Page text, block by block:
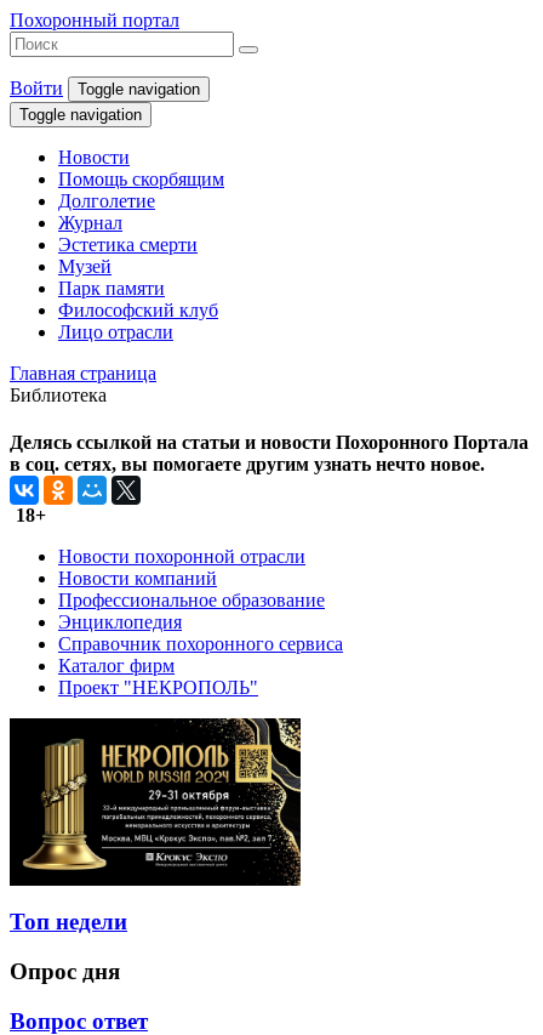
Похоронный портал
Войти
Toggle navigation
Toggle navigation
Новости
Помощь скорбящим
Долголетие
Журнал
Эстетика смерти
Музей
Парк памяти
Философский клуб
Лицо отрасли
Главная страница
Библиотека
Делясь ссылкой на статьи и новости Похоронного Портала
в соц. сетях, вы помогаете другим узнать нечто новое.
18+
Новости похоронной отрасли
Новости компаний
Профессиональное образование
Энциклопедия
Справочник похоронного сервиса
Каталог фирм
Проект "НЕКРОПОЛЬ"
Топ недели
Опрос дня
Вопрос ответ